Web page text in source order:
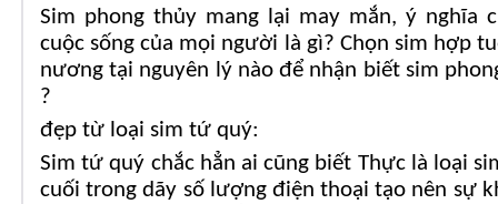
Sim phong thủy mang lại may mắn, ý nghĩa
cuộc sống của mọi người là gì? Chọn sim hợp
nương tại nguyên lý nào để nhận biết sim
?
đẹp từ loại sim tứ quý:
Sim tứ quý chắc hẳn ai cũng biết Thực là loại
cuối trong dãy số lượng điện thoại tạo nên sự